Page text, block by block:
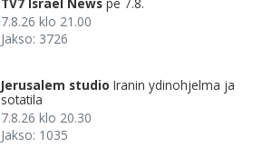
TV7 Israel News pe 7.8.
7.8.26 klo 21.00
Jakso: 3726
Jerusalem studio Iranin ydinohjelma ja
sotatila
7.8.26 klo 20.30
Jakso: 1035